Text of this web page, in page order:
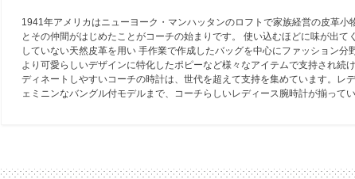
返品サービス内容変更のお知らせ
悪質サイトへのご注意
Members Service
お客様のレビュー
ご利用ガイド
お問合せ
1941年アメリカはニューヨーク・マンハッタンのロフトで家族経営の皮革
とその仲間がはじめたことがコーチの始まりです。 使い込むほどに味が出
していない天然皮革を用い 手作業で作成したバッグを中心にファッション分
より可愛らしいデザインに特化したポピーなど様々なアイテムで支持され続
ディネートしやすいコーチの時計は、世代を超えて支持を集めています。レ
ェミニンなバングル付モデルまで、コーチらしいレディース腕時計が揃ってい